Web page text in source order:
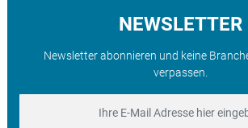
NEWSLETTER
Newsletter abonnieren und keine
verpassen.